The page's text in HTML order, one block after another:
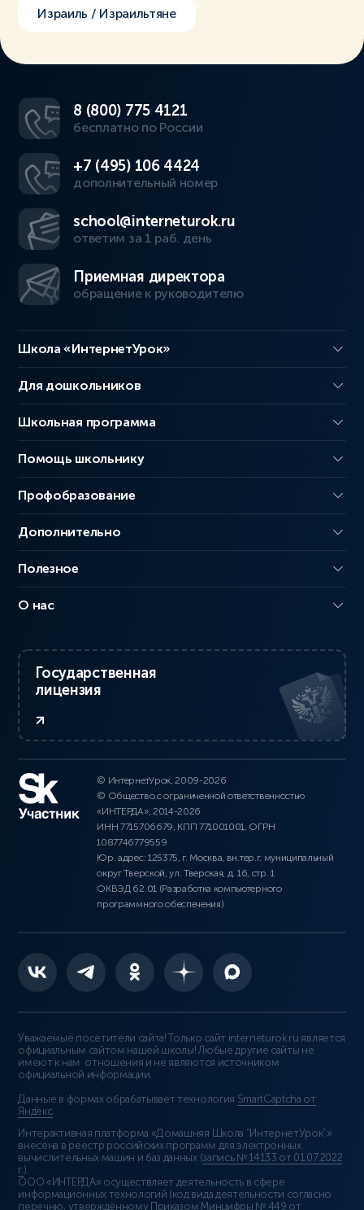
Израиль / Израильтяне
8 (800) 775 4121
бесплатно по России
+7 (495) 106 4424
дополнительный номер
school@interneturok.ru
ответим за 1 раб. день
Приемная директора
обращение к руководителю
Школа «ИнтернетУрок»
Для дошкольников
Школьная программа
Помощь школьнику
Профобразование
Дополнительно
Полезное
О нас
Государственная
лицензия
© ИнтернетУрок, 2009-2026
© Общество с ограниченной ответственностью
«ИНТЕРДА», 2014-2026
ИНН 7715706679, КПП 771001001, ОГРН
1087746779559
Юр. адрес: 125375, г. Москва, вн.тер.г. муниципальный
округ Тверской, ул. Тверская, д. 16, стр. 1
ОКВЭД 62.01 (Разработка компьютерного
программного обеспечения)
Уважаемые посетители сайта! Только сайт interneturok.ru является
официальным сайтом нашей школы! Любые другие сайты не
имеют к нам отношения и не являются источником
официальной информации.
Данные в формах обрабатывает технология SmartCaptcha от
Яндекс
Интерактивная платформа «Домашняя Школа “ИнтернетУрок”»
внесена в реестр российских программ для электронных
вычислительных машин и баз данных (запись № 14133 от 01.07.2022
г.).
ООО «ИНТЕРДА» осуществляет деятельность в сфере
информационных технологий (код вида деятельности согласно
перечню, утверждённому Приказом Минцифры № 449 от